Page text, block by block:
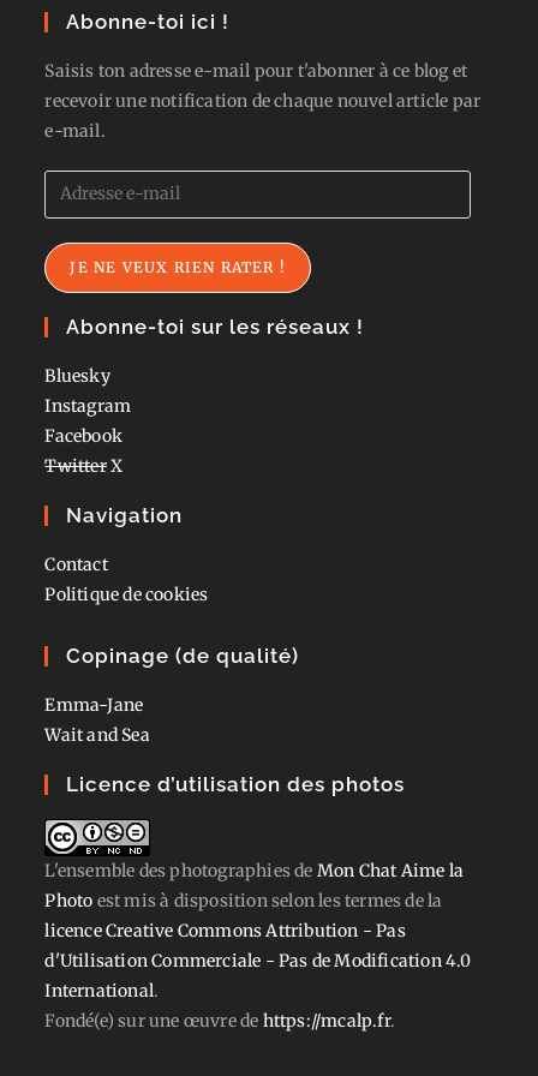
Abonne-toi ici !
Saisis ton adresse e-mail pour t'abonner à ce blog et
recevoir une notification de chaque nouvel article par
e-mail.
Adresse
e-
mail
JE NE VEUX RIEN RATER !
Abonne-toi sur les réseaux !
Bluesky
Instagram
Facebook
TwitterX
Navigation
Contact
Politique de cookies
Copinage (de qualité)
Emma-Jane
Wait and Sea
Licence d’utilisation des photos
L'ensemble des photographiesde Mon Chat Aime la
Photo est mis à disposition selon les termes de la
licence Creative Commons Attribution - Pas
d'Utilisation Commerciale - Pas de Modification 4.0
International.
Fondé(e) sur une œuvre de https://mcalp.fr.